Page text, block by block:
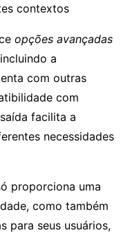
contextos
opções avançadas
a
com outras
com
facilita a
necessidades
proporciona uma
como também
para seus usuários,